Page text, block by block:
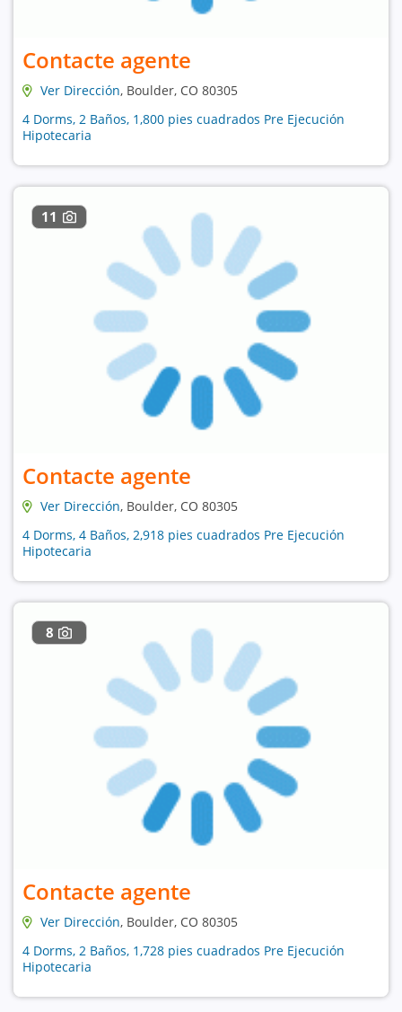
Contacte agente
Ver Dirección, Boulder, CO 80305
4 Dorms, 2 Baños, 1,800 pies cuadrados Pre Ejecución
Hipotecaria
11
Contacte agente
Ver Dirección, Boulder, CO 80305
4 Dorms, 4 Baños, 2,918 pies cuadrados Pre Ejecución
Hipotecaria
8
Contacte agente
Ver Dirección, Boulder, CO 80305
4 Dorms, 2 Baños, 1,728 pies cuadrados Pre Ejecución
Hipotecaria